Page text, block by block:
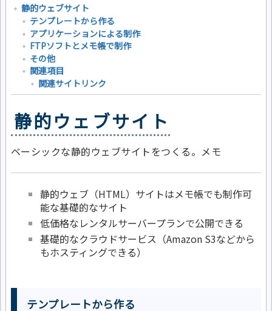
静的ウェブサイト
テンプレートから作る
アプリケーションによる制作
FTPソフトとメモ帳で制作
その他
関連項目
関連サイトリンク
静的ウェブサイト
ベーシックな静的ウェブサイトをつくる。メモ
静的ウェブ（HTML）サイトはメモ帳でも制作可
能な基礎的なサイト
低価格なレンタルサーバープランで公開できる
基礎的なクラウドサービス（Amazon S3などから
もホスティングできる）
テンプレートから作る